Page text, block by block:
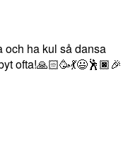
och ha kul så dansa
ofta!🙏🏻🥳💃😃🕺🏿🎉